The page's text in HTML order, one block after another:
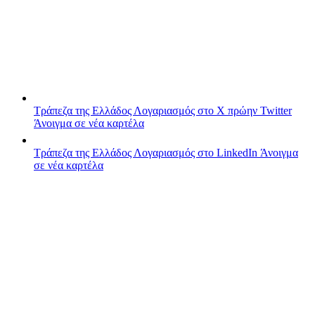
Τράπεζα της Ελλάδος Λογαριασμός στο X πρώην Twitter
Άνοιγμα σε νέα καρτέλα
Τράπεζα της Ελλάδος Λογαριασμός στο LinkedIn Άνοιγμα
σε νέα καρτέλα